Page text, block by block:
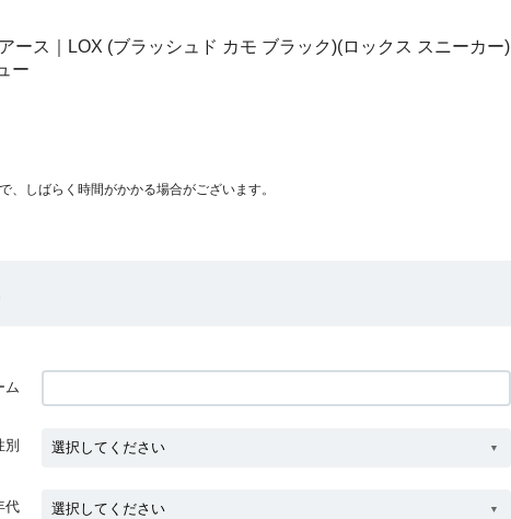
ース｜LOX (ブラッシュド カモ ブラック)(ロックス スニーカー)
ー
、しばらく時間がかかる場合がございます。
ム
別
代